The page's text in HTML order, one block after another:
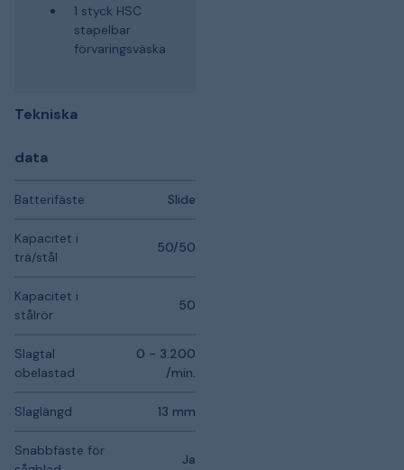
1 styck HSC
stapelbar
förvaringsväska
Tekniska
data
Batterifäste Slide
Kapacitet i
trä/stål
50/50
Kapacitet i
stålrör
50
Slagtal
obelastad
0 - 3.200
/min.
Slaglängd 13 mm
Snabbfäste för
Ja